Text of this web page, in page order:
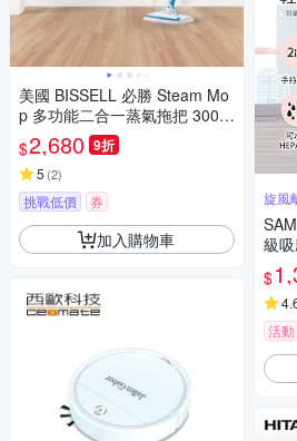
美國 BISSELL 必勝 Steam Mo
p 多功能二合一蒸氣拖把 3004
$2,680 9折
5 (2)
挑戰低價 券
加入購物車
旋風
級
$
活動